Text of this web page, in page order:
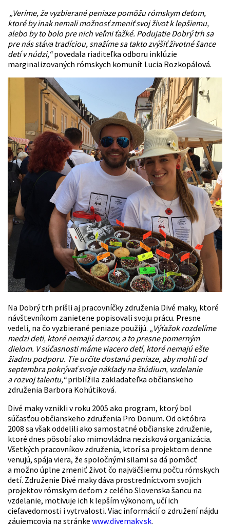
„Veríme, že vyzbierané peniaze pomôžu rómskym deťom,
ktoré by inak nemali možnosť zmeniť svoj život k lepšiemu,
alebo by to bolo pre nich veľmi ťažké. Podujatie Dobrý trh sa
pre nás stáva tradíciou, snažíme sa takto zvýšiť životné šance
detí v núdzi,“povedala riaditeľka odboru inklúzie
marginalizovaných rómskych komunít Lucia Rozkopálová.
Na Dobrý trh prišli aj pracovníčky združenia Divé maky, ktoré
návštevníkom zanietene popisovali svoju prácu. Presne
vedeli, na čo vyzbierané peniaze použijú. „ Výťažok rozdelíme
medzi deti, ktoré nemajú darcov, a to presne pomerným
dielom. V súčasnosti máme viacero detí, ktoré nemajú ešte
žiadnu podporu. Tie určite dostanú peniaze, aby mohli od
septembra pokrývať svoje náklady na štúdium, vzdelanie
a rozvoj talentu,“priblížila zakladateľka občianskeho
združenia Barbora Kohútiková.
Divé maky vznikli v roku 2005 ako program, ktorý bol
súčasťou občianskeho združenia Pro Donum. Od októbra
2008 sa však oddelili ako samostatné občianske združenie,
ktoré dnes pôsobí ako mimovládna nezisková organizácia.
Všetkých pracovníkov združenia, ktorí sa projektom denne
venujú, spája viera, že spoločnými silami sa dá pomôcť
a možno úplne zmeniť život čo najväčšiemu počtu rómskych
detí. Združenie Divé maky dáva prostredníctvom svojich
projektov rómskym deťom z celého Slovenska šancu na
vzdelanie, motivuje ich k lepším výkonom, učí ich
cieľavedomosti i vytrvalosti. Viac informácií o združení nájdu
záujemcovia na stránke www.divemaky.sk.